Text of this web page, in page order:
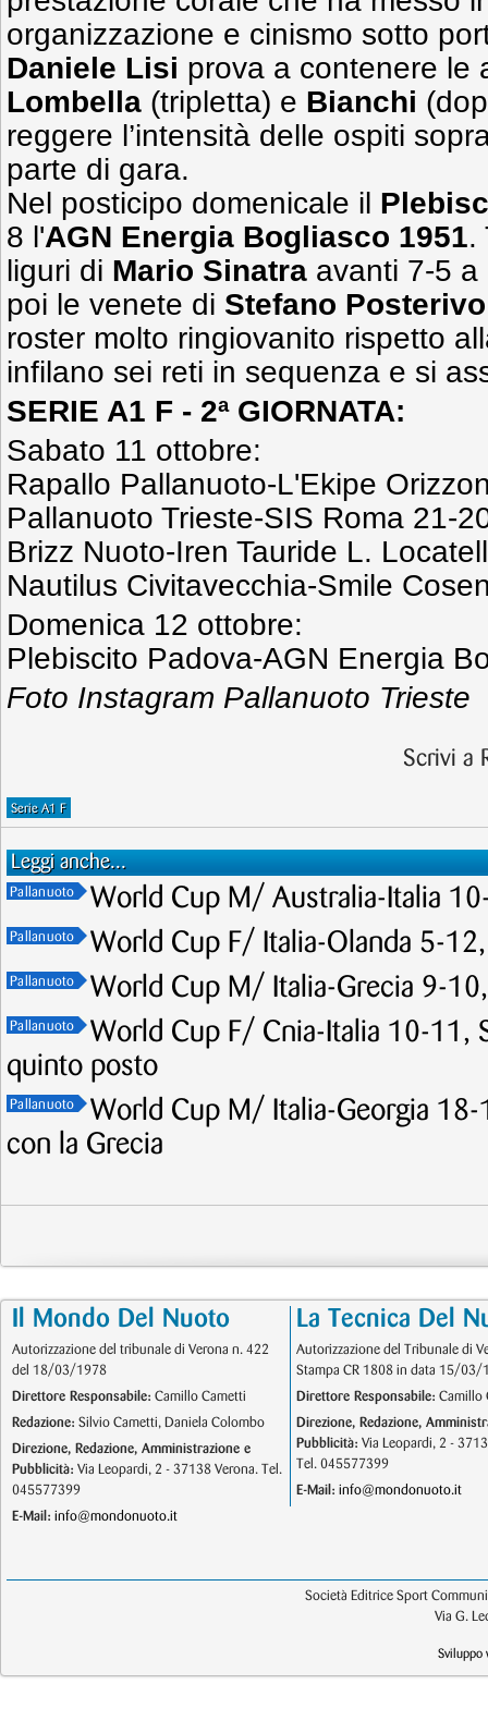
organizzazione e cinismo sotto
Daniele Lisi prova a contenere le
Lombella (tripletta) e Bianchi
reggere l’intensità delle ospiti
parte di gara.
Nel posticipo domenicale il
8 l'AGN Energia Bogliasco 1951.
liguri di Mario Sinatra avanti 7-5
poi le venete di Stefano Posterivo
roster molto ringiovanito rispetto
infilano sei reti in sequenza e si
SERIE A1 F - 2ª GIORNATA:
Sabato 11 ottobre:
Rapallo Pallanuoto-L'Ekipe
Pallanuoto Trieste-SIS Roma 21-
Brizz Nuoto-Iren Tauride L.
Nautilus Civitavecchia-Smile
Domenica 12 ottobre:
Plebiscito Padova-AGN Energia
Foto Instagram Pallanuoto Trieste
Scrivi a
Serie A1 F
Leggi anche...
Pallanuoto World Cup M/ Australia-Italia
Pallanuoto World Cup F/ Italia-Olanda 5-
Pallanuoto World Cup M/ Italia-Grecia 9-
Pallanuoto
World Cup F/ Cnia-Italia 10-11,
quinto posto
Pallanuoto
World Cup M/ Italia-Georgia
con la Grecia
Il Mondo Del Nuoto
Autorizzazione del tribunale di Verona n. 422
del 18/03/1978
Direttore Responsabile: Camillo Cametti
Redazione: Silvio Cametti, Daniela Colombo
Direzione, Redazione, Amministrazione e
Pubblicità: Via Leopardi, 2 - 37138 Verona. Tel.
045577399
E-Mail: info@mondonuoto.it
La Tecnica Del
Autorizzazione del Tribunale di
Stampa CR 1808 in data 15/03/
Direttore Responsabile: Camillo
Direzione, Redazione,
Pubblicità: Via Leopardi, 2 -
Tel. 045577399
E-Mail: info@mondonuoto.it
Società Editrice Sport
Via G.
Sviluppo